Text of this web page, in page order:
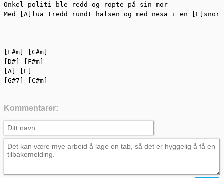
Onkel politi ble redd og ropte på sin mor
Med [A]lua tredd rundt halsen og med nesa i en
[F#m] [C#m]
[D#] [F#m]
[A] [E]
[G#7] [C#m]
Kommentarer: